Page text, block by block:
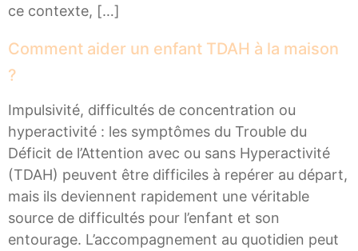
ce contexte, […]
Comment aider un enfant TDAH à la maison
?
Impulsivité, difficultés de concentration ou
hyperactivité : les symptômes du Trouble du
Déficit de l’Attention avec ou sans Hyperactivité
(TDAH) peuvent être difficiles à repérer au départ,
mais ils deviennent rapidement une véritable
source de difficultés pour l’enfant et son
entourage. L’accompagnement au quotidien peut